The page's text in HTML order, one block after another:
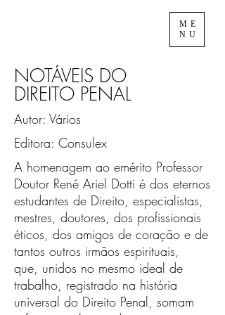
ME
NU
NOTÁVEIS DO
DIREITO PENAL
Autor: Vários
Editora: Consulex
A homenagem ao emérito Professor
Doutor René Ariel Dotti é dos eternos
estudantes de Direito, especialistas,
mestres, doutores, dos profissionais
éticos, dos amigos de coração e de
tantos outros irmãos espirituais,
que, unidos no mesmo ideal de
trabalho, registrado na história
universal do Direito Penal, somam